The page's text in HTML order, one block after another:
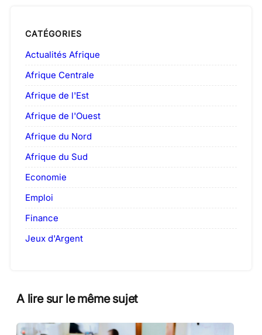
CATÉGORIES
Actualités Afrique
Afrique Centrale
Afrique de l'Est
Afrique de l'Ouest
Afrique du Nord
Afrique du Sud
Economie
Emploi
Finance
Jeux d'Argent
A lire sur le même sujet